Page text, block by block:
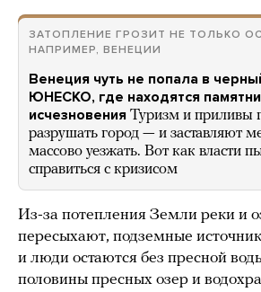
ЗАТОПЛЕНИЕ ГРОЗИТ НЕ ТОЛЬКО
НАПРИМЕР, ВЕНЕЦИИ
Венеция чуть не попала в
ЮНЕСКО, где находятся
исчезновения Туризм и приливы
разрушать город — и заставляют
массово уезжать. Вот как власти
справиться с кризисом
Из-за потепления Земли реки и
пересыхают, подземные
и люди остаются без пресной
половины пресных озер и